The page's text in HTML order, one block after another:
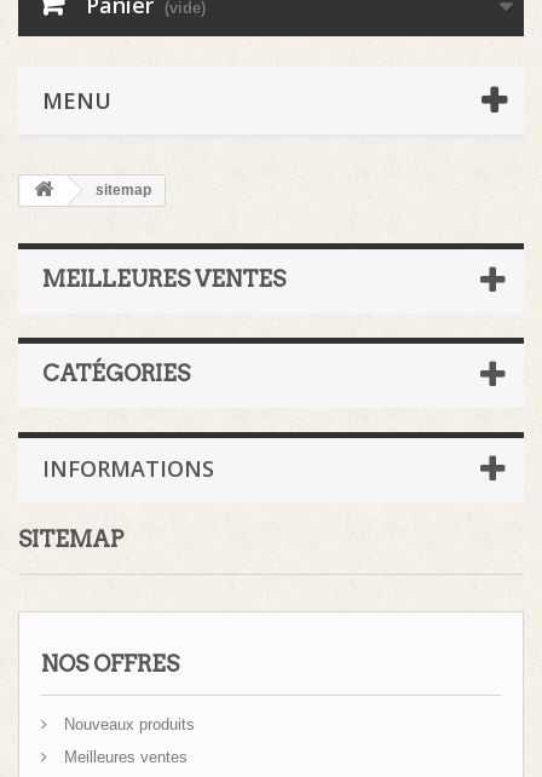
(vide)
MENU
sitemap
MEILLEURES VENTES
CATÉGORIES
INFORMATIONS
SITEMAP
NOS OFFRES
Nouveaux produits
Meilleures ventes